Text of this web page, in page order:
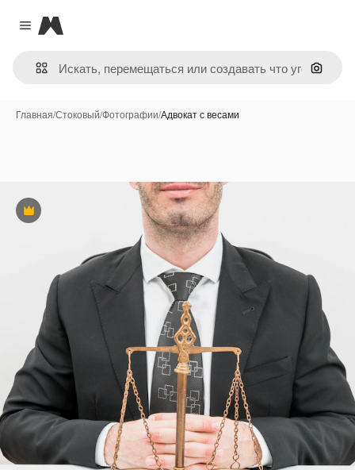
Close menu
Magnific
Поиск
Главная/Стоковый/Фотографии/Адвокат с весами
Премиум